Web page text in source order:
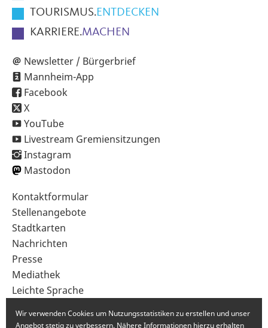
TOURISMUS.ENTDECKEN
KARRIERE.MACHEN
Newsletter / Bürgerbrief
Mannheim-App
Facebook
X
YouTube
Livestream Gremiensitzungen
Instagram
Mastodon
Sekundärnavigation
im
Fußbereich
Kontaktformular
Stellenangebote
Stadtkarten
Nachrichten
Presse
Mediathek
Leichte Sprache
Wir verwenden Cookies um Nutzungsstatistiken zu erstellen und unser
Angebot stetig zu verbessern. Nähere Informationen hierzu erhalten